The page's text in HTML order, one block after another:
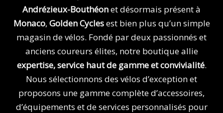
o
k
r
a
m
Andrézieux-Bouthéonet désormais présent à
Monaco, Golden Cyclesest bien plus qu’un simple
magasin de vélos. Fondé par deux passionnés et
anciens coureurs élites, notre boutique allie
expertise, service haut de gamme et convivialité.
Nous sélectionnons des vélos d’exception et
proposons une gamme complète d’accessoires,
d’équipements et de services personnalisés pour